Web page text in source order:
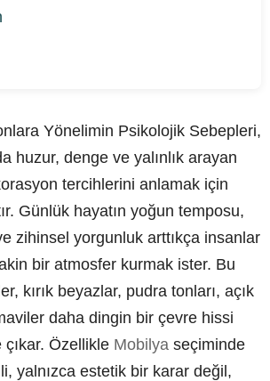
Yönelimin Psikolojik Sebepleri,
huzur, denge ve yalınlık arayan
tercihlerini anlamak için
Günlük hayatın yoğun temposu,
zihinsel yorgunluk arttıkça insanlar
bir atmosfer kurmak ister. Bu
kırık beyazlar, pudra tonları, açık
daha dingin bir çevre hissi
Özellikle Mobilya seçiminde
yalnızca estetik bir karar değil,